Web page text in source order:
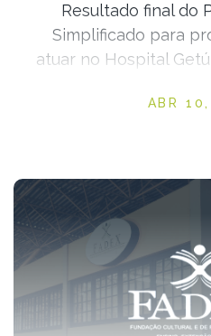
Resultado final do
Simplificado para
atuar no Hospital
Posted on
ABR